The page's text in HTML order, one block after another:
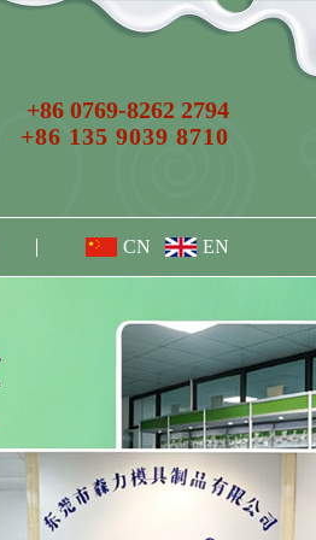
+86 0769-8262 2794
+86 135 9039 8710
CN EN